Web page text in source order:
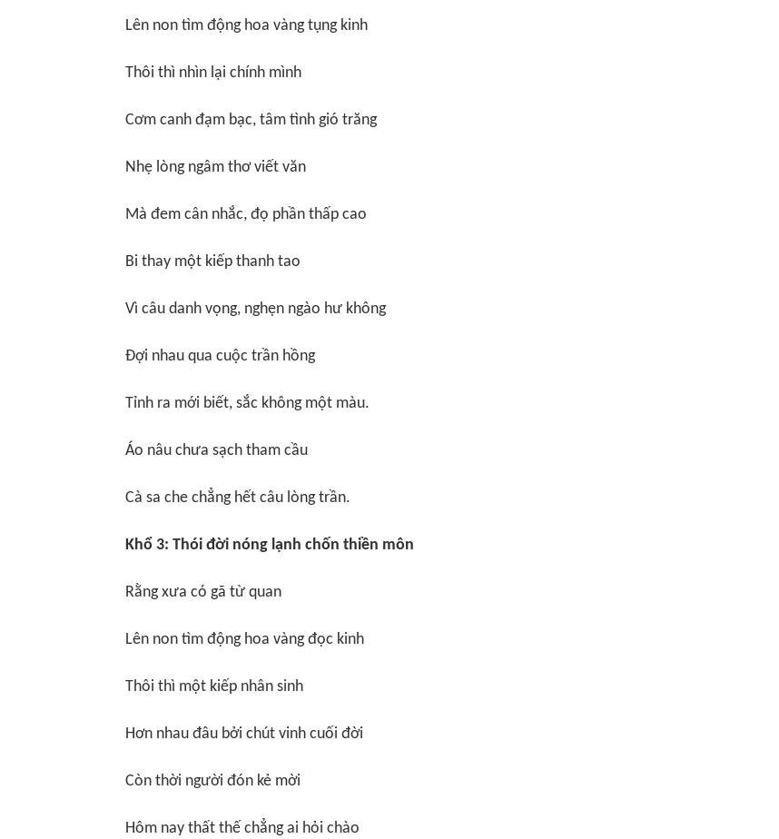
Lên non tìm động hoa vàng tụng kinh
Thôi thì nhìn lại chính mình
Cơm canh đạm bạc, tâm tình gió trăng
Nhẹ lòng ngâm thơ viết văn
Mà đem cân nhắc, đọ phần thấp cao
Bi thay một kiếp thanh tao
Vì câu danh vọng, nghẹn ngào hư không
Đợi nhau qua cuộc trần hồng
Tỉnh ra mới biết, sắc không một màu.
Áo nâu chưa sạch tham cầu
Cà sa che chẳng hết câu lòng trần.
Khổ 3: Thói đời nóng lạnh chốn thiền môn
Rằng xưa có gã từ quan
Lên non tìm động hoa vàng đọc kinh
Thôi thì một kiếp nhân sinh
Hơn nhau đâu bởi chút vinh cuối đời
Còn thời người đón kẻ mời
Hôm nay thất thế chẳng ai hỏi chào